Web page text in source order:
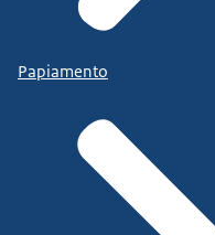
Papiamento